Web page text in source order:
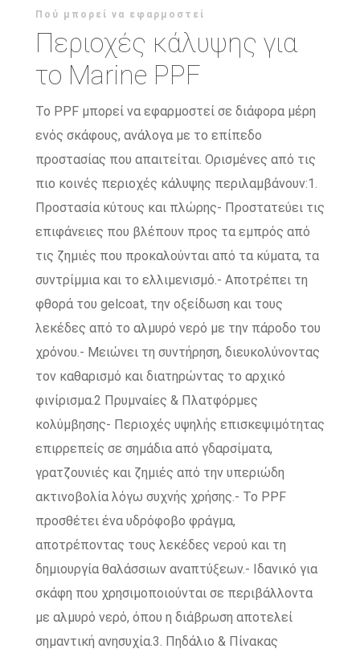
Πού μπορεί να εφαρμοστεί
Περιοχές κάλυψης για
το Marine PPF
Το PPF μπορεί να εφαρμοστεί σε διάφορα μέρη
ενός σκάφους, ανάλογα με το επίπεδο
προστασίας που απαιτείται. Ορισμένες από τις
πιο κοινές περιοχές κάλυψης περιλαμβάνουν:1.
Προστασία κύτους και πλώρης- Προστατεύει τις
επιφάνειες που βλέπουν προς τα εμπρός από
τις ζημιές που προκαλούνται από τα κύματα, τα
συντρίμμια και το ελλιμενισμό.- Αποτρέπει τη
φθορά του gelcoat, την οξείδωση και τους
λεκέδες από το αλμυρό νερό με την πάροδο του
χρόνου.- Μειώνει τη συντήρηση, διευκολύνοντας
τον καθαρισμό και διατηρώντας το αρχικό
φινίρισμα.2 Πρυμναίες & Πλατφόρμες
κολύμβησης- Περιοχές υψηλής επισκεψιμότητας
επιρρεπείς σε σημάδια από γδαρσίματα,
γρατζουνιές και ζημιές από την υπεριώδη
ακτινοβολία λόγω συχνής χρήσης.- Το PPF
προσθέτει ένα υδρόφοβο φράγμα,
αποτρέποντας τους λεκέδες νερού και τη
δημιουργία θαλάσσιων αναπτύξεων.- Ιδανικό για
σκάφη που χρησιμοποιούνται σε περιβάλλοντα
με αλμυρό νερό, όπου η διάβρωση αποτελεί
σημαντική ανησυχία.3. Πηδάλιο & Πίνακας